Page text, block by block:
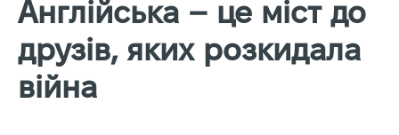
Англійська – це міст до
друзів, яких розкидала
війна